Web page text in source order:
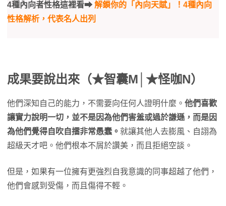
4種內向者性格這裡看⮕ 解鎖你的「內向天賦」！4種內向
性格解析，代表名人出列
成果要說出來（★智囊M│★怪咖N）
他們深知自己的能力，不需要向任何人證明什麼。 他們喜歡
讓實力說明一切，並不是因為他們害羞或過於謙遜，而是因
為他們覺得自吹自擂非常愚蠢。 就讓其他人去膨風、自詡為
超級天才吧。他們根本不屑於讚美，而且拒絕空談。
但是，如果有一位擁有更強烈自我意識的同事超越了他們，
他們會感到受傷，而且傷得不輕。